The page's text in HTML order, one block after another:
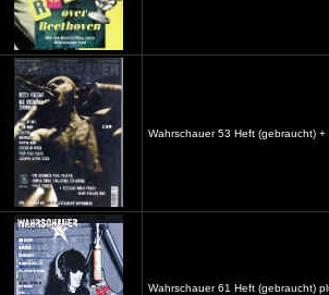
Wahrschauer 53 Heft (gebraucht) +
Wahrschauer 61 Heft (gebraucht)